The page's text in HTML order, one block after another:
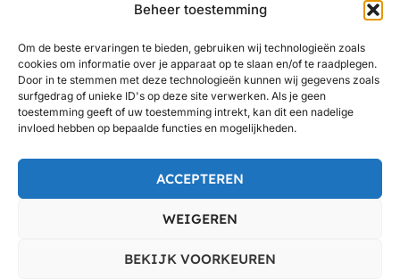
Beheer toestemming
Om de beste ervaringen te bieden, gebruiken wij technologieën zoals
cookies om informatie over je apparaat op te slaan en/of te raadplegen.
Door in te stemmen met deze technologieën kunnen wij gegevens zoals
surfgedrag of unieke ID's op deze site verwerken. Als je geen
toestemming geeft of uw toestemming intrekt, kan dit een nadelige
invloed hebben op bepaalde functies en mogelijkheden.
ACCEPTEREN
WEIGEREN
BEKIJK VOORKEUREN
Alle prijzen op onze website zijn incl. BTW en